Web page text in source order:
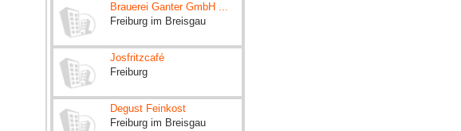
Brauerei Ganter GmbH ...
Freiburg im Breisgau
Josfritzcafé
Freiburg
Degust Feinkost
Freiburg im Breisgau